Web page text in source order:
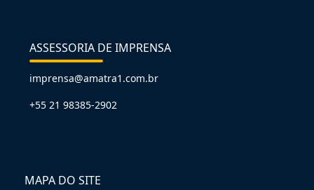
ASSESSORIA DE IMPRENSA
imprensa@amatra1.com.br
+55 21 98385-2902
MAPA DO SITE